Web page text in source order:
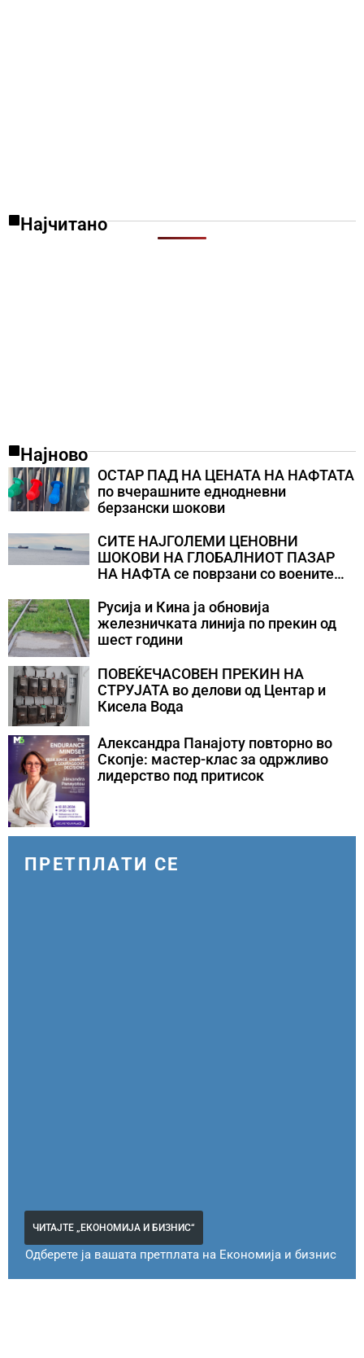
Најчитано
Најново
ОСТАР ПАД НА ЦЕНАТА НА НАФТАТА
по вчерашните еднодневни
берзански шокови
СИТЕ НАЈГОЛЕМИ ЦЕНОВНИ
ШОКОВИ НА ГЛОБАЛНИОТ ПАЗАР
НА НАФТА се поврзани со воените
Русија и Кина ја обновија
железничката линија по прекин од
шест години
ПОВЕЌЕЧАСОВЕН ПРЕКИН НА
СТРУЈАТА во делови од Центар и
Кисела Вода
Александра Панајоту повторно во
Скопје: мастер-клас за одржливо
лидерство под притисок
ПРЕТПЛАТИ СЕ
ЧИТАЈТЕ „ЕКОНОМИЈА И БИЗНИС“
Одберете ја вашата претплата на Економија и бизнис